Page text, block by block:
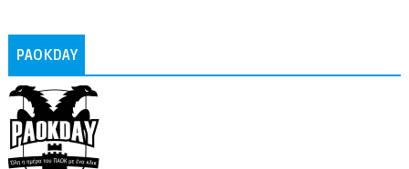
PAOKDAY